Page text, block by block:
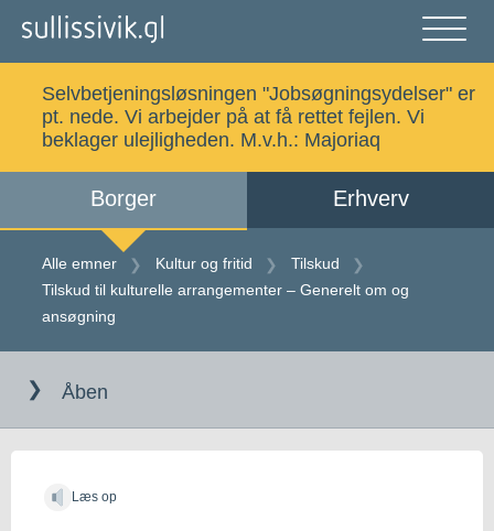
luk
Alle emner Selvbetjening
Log ind
Selvbetjeningsløsningen "Jobsøgningsydelser" er
pt. nede. Vi arbejder på at få rettet fejlen. Vi
beklager ulejligheden. M.v.h.: Majoriaq
Borger Erhverv
Alle emner Kultur og fritid
Tilskud
Tilskud til kulturelle arrangementer – Generelt om og
ansøgning
indholdet
Åben
Læs op